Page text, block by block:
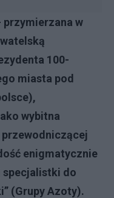
przymierzana w
100-
miasta pod
wybitna
enigmatycznie
specjalistki do
(Grupy Azoty).